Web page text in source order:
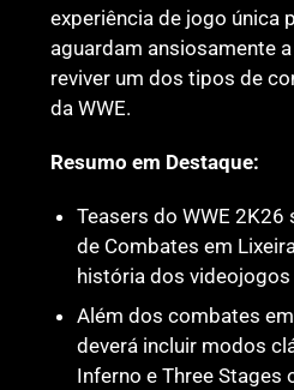
experiência de jogo única
aguardam ansiosamente
reviver um dos tipos de
da WWE.
Resumo em Destaque:
Teasers do WWE 2K26
de Combates em
história dos videojogos
Além dos combates
deverá incluir modos
Inferno e Three Stages